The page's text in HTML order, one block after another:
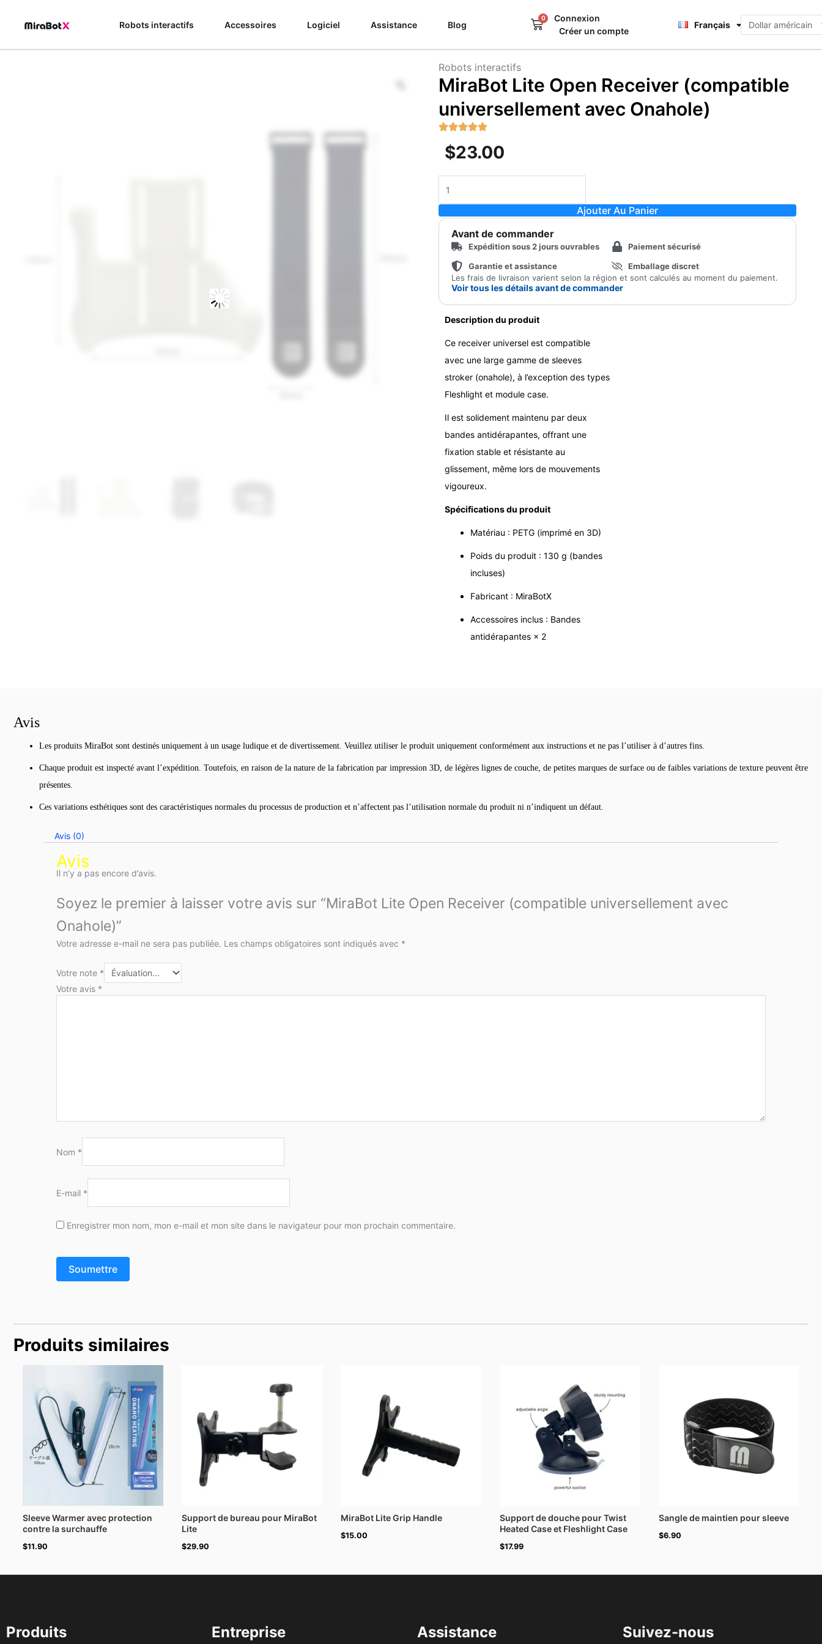
Robots interactifs Accessoires Logiciel Assistance Blog
0
PanierConnexion
Créer un compte
Français
日本語
Robots interactifs
MiraBot Lite Open Receiver (compatible
universellement avec Onahole)
$23.00
de
Lite
Open
Receiver
(compatible
universellement
avec
Onahole)
Ajouter Au Panier
Avant de commander
Expédition sous 2 jours ouvrables
Garantie et assistance
Paiement sécurisé
Emballage discret
Les frais de livraison varient selon la région et sont calculés au moment du paiement.
Voir tous les détails avant de commander
Description du produit
Ce receiver universel est compatible
avec une large gamme de sleeves
stroker (onahole), à l’exception des types
Fleshlight et module case.
Il est solidement maintenu par deux
bandes antidérapantes, offrant une
fixation stable et résistante au
glissement, même lors de mouvements
vigoureux.
Spécifications du produit
Matériau : PETG (imprimé en 3D)
Poids du produit : 130 g (bandes
incluses)
Fabricant : MiraBotX
Accessoires inclus : Bandes
antidérapantes × 2
Avis
Les produits MiraBot sont destinés uniquement à un usage ludique et de divertissement. Veuillez utiliser le produit uniquement conformément aux instructions et ne pas l’utiliser à d’autres fins.
Chaque produit est inspecté avant l’expédition. Toutefois, en raison de la nature de la fabrication par impression 3D, de légères lignes de couche, de petites marques de surface ou de faibles variations de texture peuvent être
présentes.
Ces variations esthétiques sont des caractéristiques normales du processus de production et n’affectent pas l’utilisation normale du produit ni n’indiquent un défaut.
Avis (0)
Avis
Il n’y a pas encore d’avis.
Soyez le premier à laisser votre avis sur “MiraBot Lite Open Receiver (compatible universellement avec
Onahole)”
Votre adresse e-mail ne sera pas publiée. Les champs obligatoires sont indiqués avec *
Votre note *
Votre avis *
Nom *
E-mail *
Enregistrer mon nom, mon e-mail et mon site dans le navigateur pour mon prochain commentaire.
Produits similaires
Sleeve Warmer avec protection
contre la surchauffe
$11.90
Support de bureau pour MiraBot
Lite
$29.90
MiraBot Lite Grip Handle
$15.00
Support de douche pour Twist
Heated Case et Fleshlight Case
$17.99
Sangle de maintien pour sleeve
$6.90
Produits Entreprise Assistance Suivez-nous